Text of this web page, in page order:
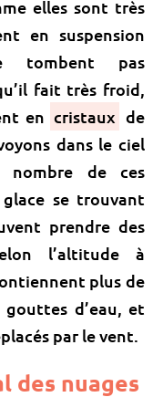
elles sont très
en suspension
tombent pas
fait très froid,
en cristaux de
dans le ciel
de ces
se trouvant
prendre des
l’altitude à
plus de
d’eau, et
par le vent.
des nuages